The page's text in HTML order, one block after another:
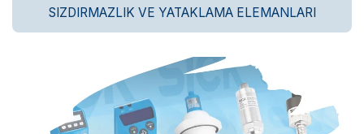
SIZDIRMAZLIK VE YATAKLAMA ELEMANLARI